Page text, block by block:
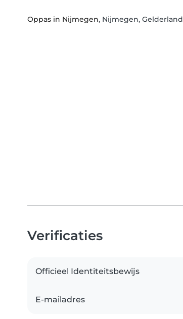
Oppas in Nijmegen, Nijmegen, Gelderland
Verificaties
Officieel Identiteitsbewijs
E-mailadres